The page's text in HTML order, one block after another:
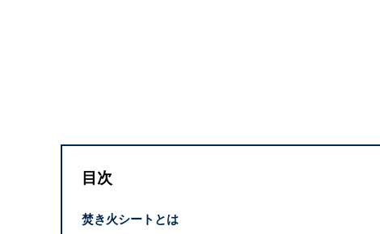
目次
焚き火シートとは